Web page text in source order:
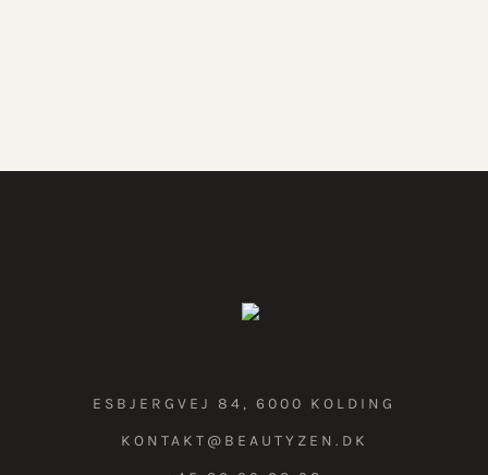
ESBJERGVEJ 84, 6000 KOLDING
KONTAKT@BEAUTYZEN.DK